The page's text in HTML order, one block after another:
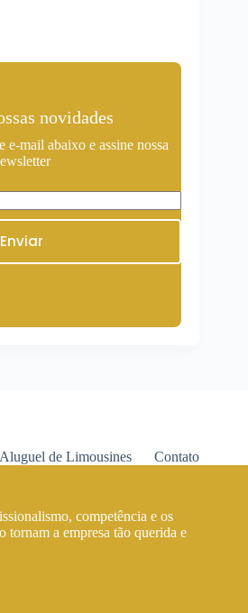
novidades
e-mail abaixo e assine nossa
Enviar
Aluguel de Limousines Contato
competência e os
tornam a empresa tão querida e